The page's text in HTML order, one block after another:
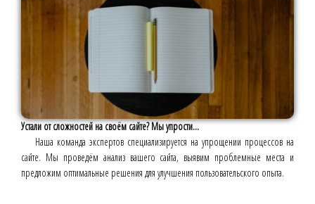
Устали от сложностей на своём сайте? Мы упрости...
Наша команда экспертов специализируется на упрощении процессов на
сайте. Мы проведём анализ вашего сайта, выявим проблемные места и
предложим оптимальные решения для улучшения пользовательского опыта.